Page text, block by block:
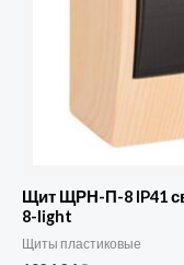
Щит ЩРН-П-8 IP41
8-light
Щиты пластиковые